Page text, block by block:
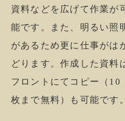
資料などを広げて作業が
能です。また、明るい照
があるため更に仕事がは
どります。作成した資料
フロントにてコピー（10
枚まで無料）も可能です。